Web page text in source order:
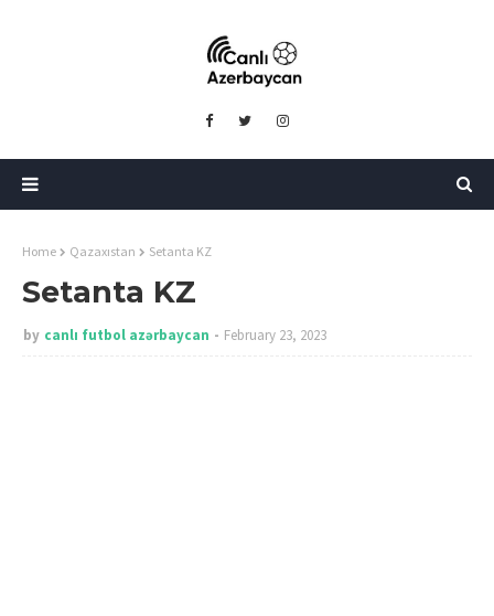
Home Qazaxıstan Setanta KZ
Setanta KZ
by canlı futbol azərbaycan February 23, 2023